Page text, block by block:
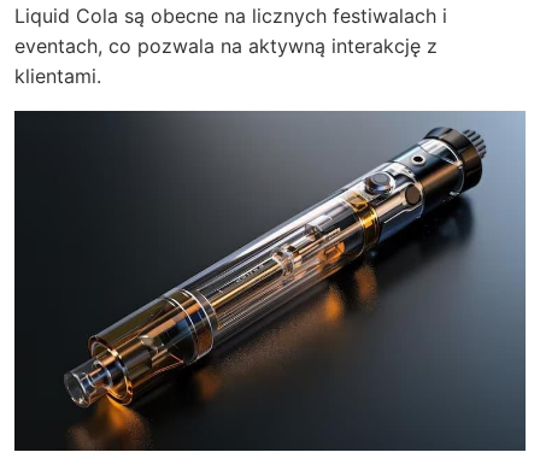
Liquid Cola są obecne na licznych festiwalach i
eventach, co pozwala na aktywną interakcję z
klientami.